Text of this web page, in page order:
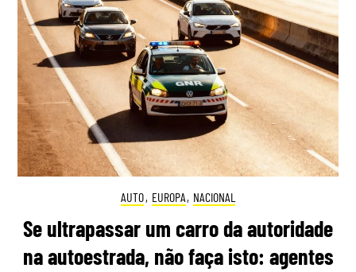
AUTO, EUROPA, NACIONAL
Se ultrapassar um carro da autoridade
na autoestrada, não faça isto: agentes